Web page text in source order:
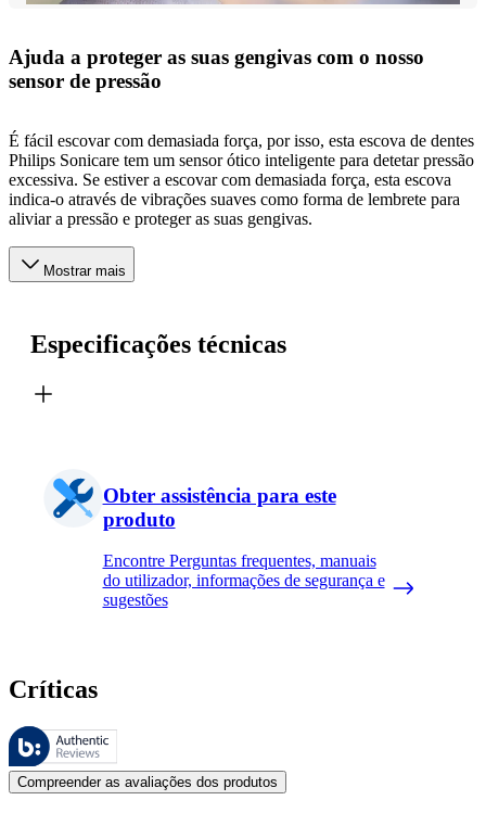
Ajuda a proteger as suas gengivas com o nosso
sensor de pressão
É fácil escovar com demasiada força, por isso, esta escova de dentes
Philips Sonicare tem um sensor ótico inteligente para detetar pressão
excessiva. Se estiver a escovar com demasiada força, esta escova
indica-o através de vibrações suaves como forma de lembrete para
aliviar a pressão e proteger as suas gengivas.
Mostrar mais
Especificações técnicas
Obter assistência para este
produto
Encontre Perguntas frequentes, manuais
do utilizador, informações de segurança e
sugestões
Críticas
Estas avaliações são geridas pela Bazaarvoice e estão em
As opiniões dos clientes na forma de classificação do produto com
Compreender as avaliações dos produtos